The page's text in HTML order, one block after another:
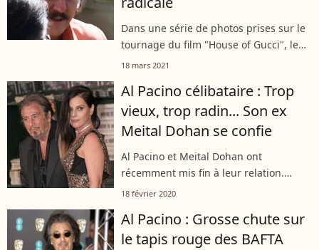
Dans une série de photos prises sur le
tournage du film "House of Gucci", le
mercredi 17 mars 2021, Jared Leto ne
même. Sous les traits de Paolo Gucci,...
18 mars 2021
Al Pacino célibataire : Trop
vieux, trop radin... Son ex
Meital Dohan se confie
Al Pacino et Meital Dohan ont
récemment mis fin à leur relation.
L'actrice de 43 ans s'est confiée sur
israélien Laisha. Elle confie notamment
:...
18 février 2020
Al Pacino : Grosse chute sur
le tapis rouge des BAFTA